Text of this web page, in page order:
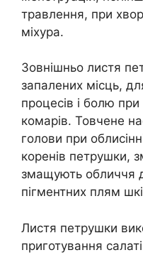
травлення, при
міхура.
Зовнішньо листя
запалених місць,
процесів і болю
комарів. Товчене
голови при
коренів петрушки,
змащують обличчя
пігментних плям
Листя петрушки
приготування